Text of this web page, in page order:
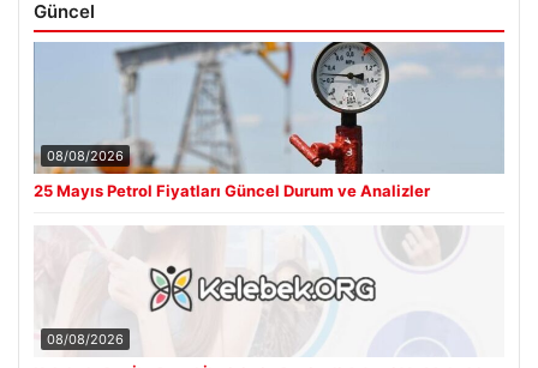
Güncel
08/08/2026
25 Mayıs Petrol Fiyatları Güncel Durum ve Analizler
08/08/2026